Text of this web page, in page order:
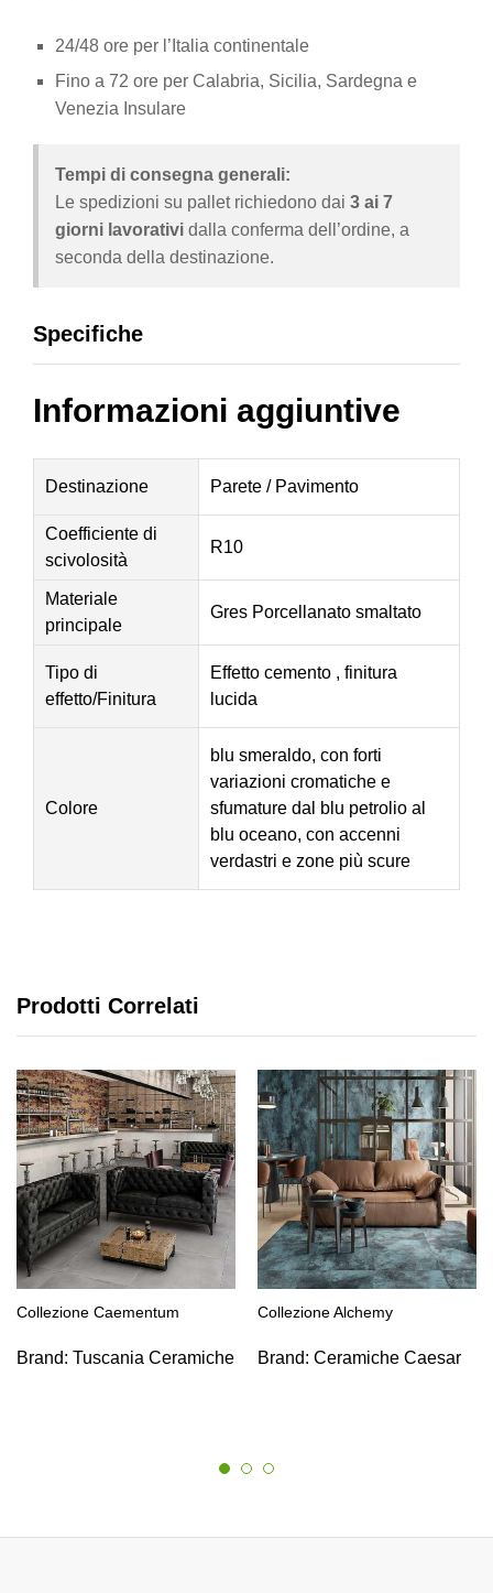
24/48 ore per l’Italia continentale
Fino a 72 ore per Calabria, Sicilia, Sardegna e
Venezia Insulare
Tempi di consegna generali:
Le spedizioni su pallet richiedono dai 3 ai 7
giorni lavorativi dalla conferma dell’ordine, a
seconda della destinazione.
Specifiche
Informazioni aggiuntive
Destinazione Parete / Pavimento
Coefficiente di
scivolosità
R10
Materiale
principale
Gres Porcellanato smaltato
Tipo di
effetto/Finitura
Effetto cemento , finitura
lucida
Colore
blu smeraldo, con forti
variazioni cromatiche e
sfumature dal blu petrolio al
blu oceano, con accenni
verdastri e zone più scure
Prodotti Correlati
Collezione Caementum
Brand: Tuscania Ceramiche
Collezione Alchemy
Brand: Ceramiche Caesar